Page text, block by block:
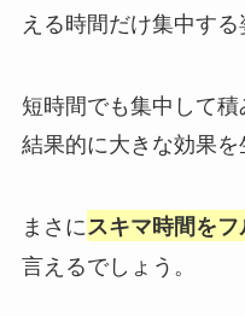
える時間だけ集中する
短時間でも集中して積
結果的に大きな効果を
まさにスキマ時間を
言えるでしょう。